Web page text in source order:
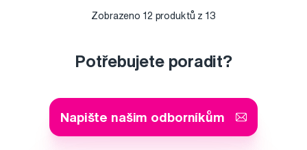
Zobrazeno 12 produktů z 13
Potřebujete poradit?
Napište našim odborníkům